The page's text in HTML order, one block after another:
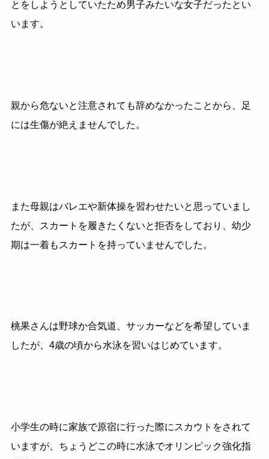
とをしようとしていたため男子みたいな女子だったとい
います。
親から危ないと注意されても辞めなかったことから、足
には生傷が絶えませんでした。
また母親はバレエや新体操を習わせたいと思っていまし
たが、スカートを履きたくないと拒否をしており、幼少
期は一着もスカートを持っていませんでした。
桃果さんは野球か合気道、サッカーなどを希望していま
したが、4歳の頃から水泳を習いはじめています。
小学生の時に家族で原宿に行った際にスカウトをされて
いますが、ちょうどこの時に水泳でオリンピック強化指